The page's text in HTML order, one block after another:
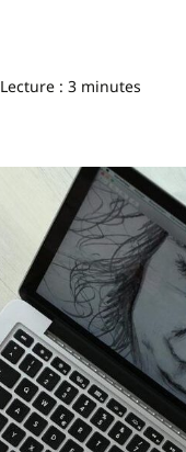
Lecture : 3 minutes